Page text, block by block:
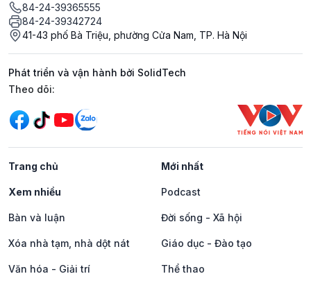
84-24-39365555
84-24-39342724
41-43 phố Bà Triệu, phường Cửa Nam, TP. Hà Nội
Phát triển và vận hành bởi SolidTech
Mạng xã hội
Theo dõi:
Trang chủ Mới nhất
Xem nhiều Podcast
Bàn và luận Đời sống - Xã hội
Xóa nhà tạm, nhà dột nát Giáo dục - Đào tạo
Văn hóa - Giải trí Thể thao